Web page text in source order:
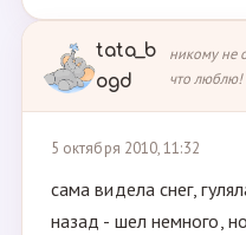
tata_b
ogd
никому не
что люблю!
5 октября 2010, 11:32
сама видела снег,
назад - шел немного,